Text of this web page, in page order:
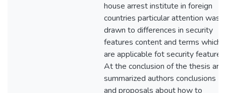
house arrest institute in foreign
countries particular attention was
drawn to differences in security
features content and terms which
are applicable fot security feature.
At the conclusion of the thesis are
summarized authors conclusions
and proposals about how to